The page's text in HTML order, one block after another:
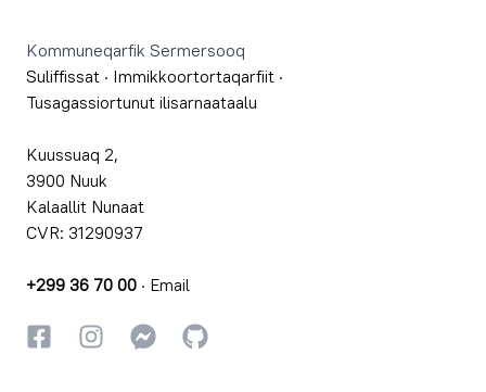
Kommuneqarfik Sermersooq
Suliffissat · Immikkoortortaqarfiit ·
Tusagassiortunut ilisarnaataalu
Kuussuaq 2,
3900 Nuuk
Kalaallit Nunaat
CVR: 31290937
+299 36 70 00 · Email
FacebookkiInstagrammiInstagrammi
GitHub